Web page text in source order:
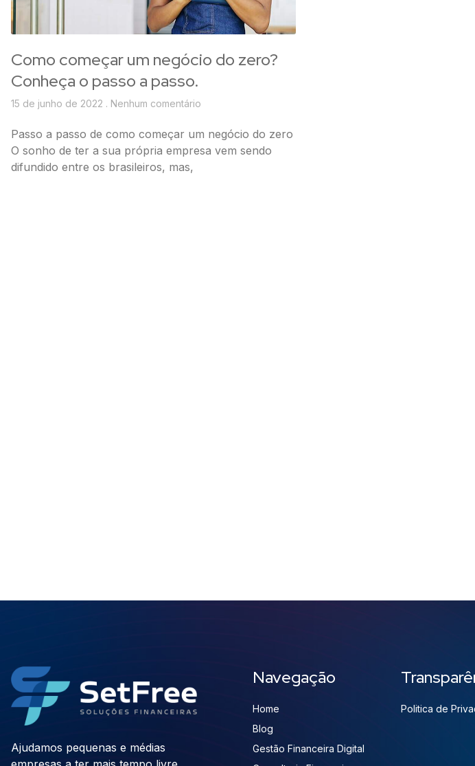
Como começar um negócio do zero?
Conheça o passo a passo.
15 de junho de 2022 Nenhum comentário
Passo a passo de como começar um negócio do zero
O sonho de ter a sua própria empresa vem sendo
difundido entre os brasileiros, mas,
Ajudamos pequenas e médias
Navegação
Home
Blog
Gestão Financeira Digital
Politica de